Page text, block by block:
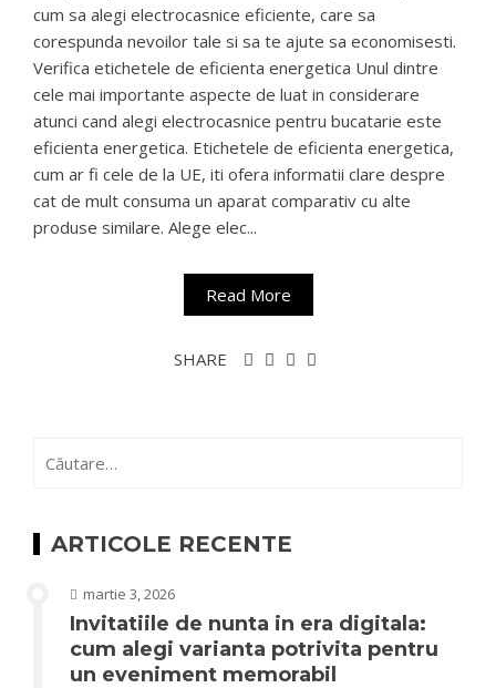
cum sa alegi electrocasnice eficiente, care sa
corespunda nevoilor tale si sa te ajute sa economisesti.
Verifica etichetele de eficienta energetica Unul dintre
cele mai importante aspecte de luat in considerare
atunci cand alegi electrocasnice pentru bucatarie este
eficienta energetica. Etichetele de eficienta energetica,
cum ar fi cele de la UE, iti ofera informatii clare despre
cat de mult consuma un aparat comparativ cu alte
produse similare. Alege elec...
Read More
SHARE
după:
ARTICOLE RECENTE
martie 3, 2026
Invitatiile de nunta in era digitala:
cum alegi varianta potrivita pentru
un eveniment memorabil